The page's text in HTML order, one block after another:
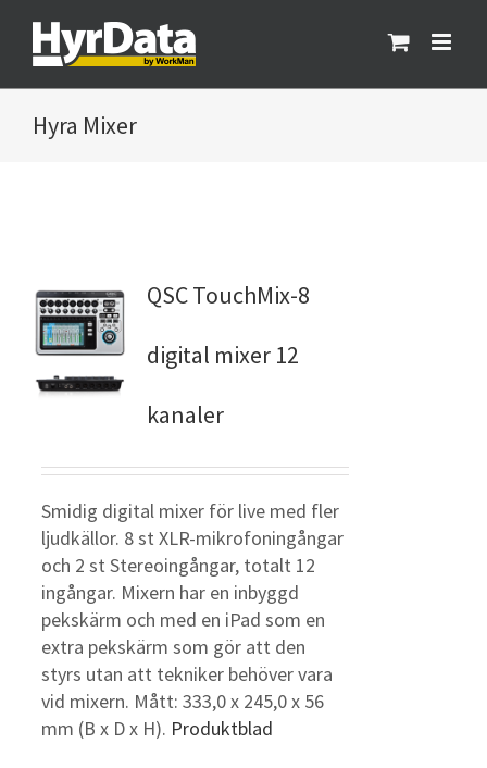
innehållet
Mixer
QSC TouchMix-8
digital mixer 12
kanaler
Smidig digital mixer för live med fler
ljudkällor. 8 st XLR-mikrofoningångar
och 2 st Stereoingångar, totalt 12
ingångar. Mixern har en inbyggd
pekskärm och med en iPad som en
extra pekskärm som gör att den
styrs utan att tekniker behöver vara
vid mixern. Mått: 333,0 x 245,0 x 56
mm (B x D x H). Produktblad